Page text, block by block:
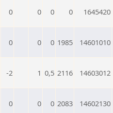
0 0 0 0 1645420
0 0 0 1985 14601010
-2 1 0,5 2116 14603012
0 0 0 2083 14602130